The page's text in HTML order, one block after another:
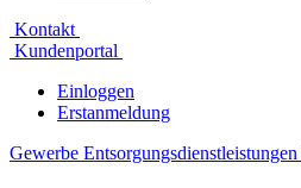
Kontakt
Kundenportal
Einloggen
Erstanmeldung
Gewerbe Entsorgungsdienstleistungen